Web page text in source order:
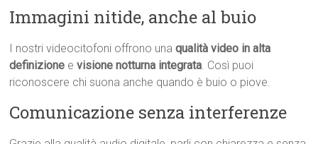
Immagini nitide, anche al buio
I nostri videocitofoni offrono unaqualità video in alta
definizione evisione notturna integrata. Così puoi
riconoscere chi suona anche quando è buio o piove.
Comunicazione senza interferenze